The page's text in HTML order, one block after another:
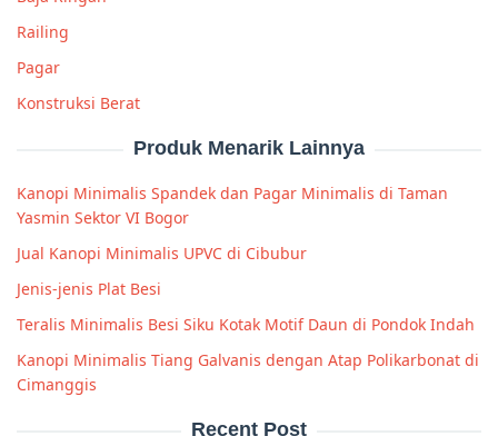
Railing
Pagar
Konstruksi Berat
Produk Menarik Lainnya
Kanopi Minimalis Spandek dan Pagar Minimalis di Taman
Yasmin Sektor VI Bogor
Jual Kanopi Minimalis UPVC di Cibubur
Jenis-jenis Plat Besi
Teralis Minimalis Besi Siku Kotak Motif Daun di Pondok Indah
Kanopi Minimalis Tiang Galvanis dengan Atap Polikarbonat di
Cimanggis
Recent Post